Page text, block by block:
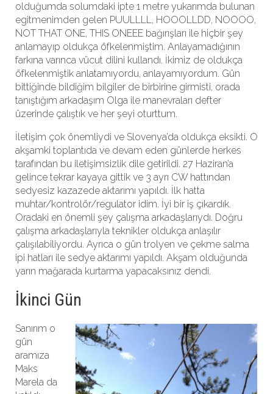
olduğumda solumdaki ipte 1 metre yukarımda bulunan
egitmenimden gelen PUULLLL, HOOOLLDD, NOOOO,
NOT THAT ONE, THIS ONEEE bağırışları ile hiçbir şey
anlamayıp oldukça öfkelenmiştim. Anlayamadığının
farkına varınca vücut dilini kullandı. İkimiz de oldukça
öfkelenmiştik anlatamıyordu, anlayamıyordum. Gün
bittiğinde bildiğim bilgiler de birbirine girmisti, orada
tanıştığım arkadaşım Olga ile manevraları defter
üzerinde çalıştık ve her şeyi oturttum.
İletişim çok önemliydi ve Slovenya’da oldukça eksikti. O
akşamki toplantıda ve devam eden günlerde herkes
tarafından bu iletişimsizlik dile getirildi. 27 Haziran’a
gelince tekrar kayaya gittik ve 3 ayrı CW hattından
sedyesiz kazazede aktarımı yapıldı. İlk hatta
muhtar/kontrolör/regulator idim. İyi bir iş çıkardık.
Oradaki en önemli şey çalışma arkadaşlarıydı. Doğru
çalışma arkadaşlarıyla teknikler oldukça anlaşılır
çalışılabiliyordu. Ayrıca o gün trolyen ve çekme salma
ipi hatları ile sedye aktarımı yapıldı. Akşam olduğunda
yarın mağarada kurtarma yapacaksınız dendi.
İkinci Gün
Sanırım o
gün
aramıza
Maks
Marela da